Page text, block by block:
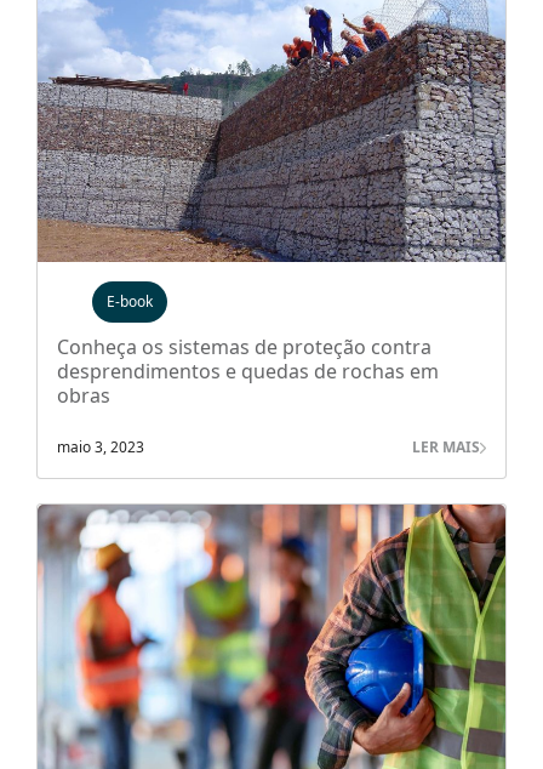
E-book
Conheça os sistemas de proteção contra
desprendimentos e quedas de rochas em
obras
maio 3, 2023 LER MAIS